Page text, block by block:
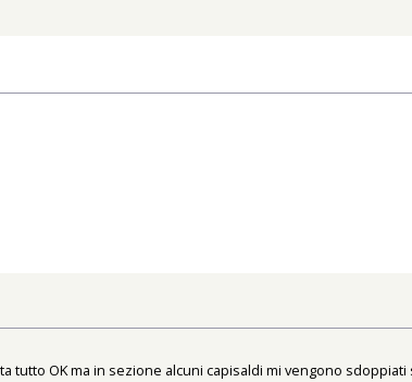
OK ma in sezione alcuni capisaldi mi vengono